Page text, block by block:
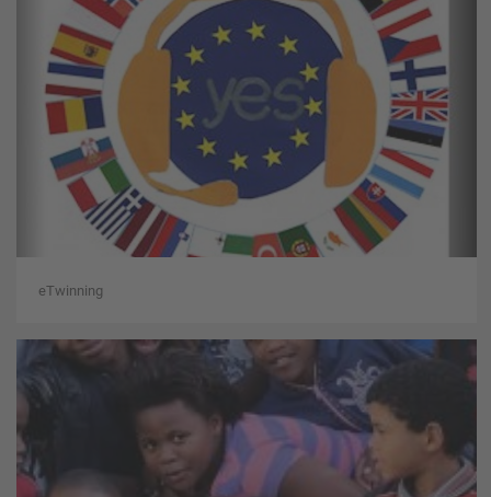
eTwinning